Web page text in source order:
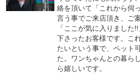
絡を頂いて「これから伺
言う事でご来店頂き、ご
「ここが気に入りました
下さったお客様です。こ
たいという事で、ペット
た。ワンちゃんとの暮ら
ら嬉しいです。